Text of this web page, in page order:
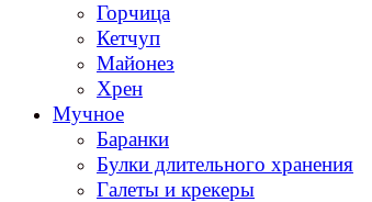
Горчица
Кетчуп
Майонез
Хрен
Мучное
Баранки
Булки длительного хранения
Галеты и крекеры